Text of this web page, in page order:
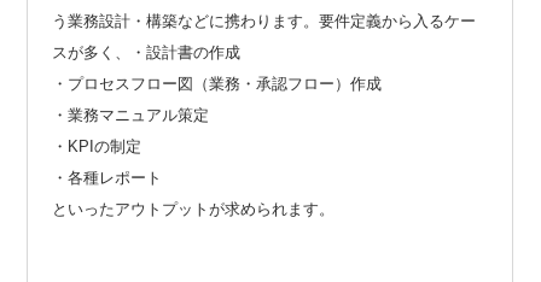
う業務設計・構築などに携わります。要件定義から入るケー
スが多く、・設計書の作成
・プロセスフロー図（業務・承認フロー）作成
・業務マニュアル策定
・KPIの制定
・各種レポート
といったアウトプットが求められます。